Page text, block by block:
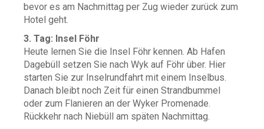
bevor es am Nachmittag per Zug wieder zurück zum
Hotel geht.
3. Tag: Insel Föhr
Heute lernen Sie die Insel Föhr kennen. Ab Hafen
Dagebüll setzen Sie nach Wyk auf Föhr über. Hier
starten Sie zur Inselrundfahrt mit einem Inselbus.
Danach bleibt noch Zeit für einen Strandbummel
oder zum Flanieren an der Wyker Promenade.
Rückkehr nach Niebüll am späten Nachmittag.